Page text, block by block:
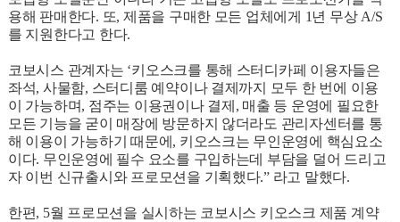
용해 판매한다. 또, 제품을 구매한 모든 업체에게 1년 무상 A/S
를 지원한다고 한다.
코보시스 관계자는 ‘키오스크를 통해 스터디카페 이용자들은
좌석, 사물함, 스터디룸 예약이나 결제까지 모두 한 번에 이용
이 가능하며, 점주는 이용권이나 결제, 매출 등 운영에 필요한
모든 기능을 굳이 매장에 방문하지 않더라도 관리자센터를 통
해 이용이 가능하기 때문에, 키오스크는 무인운영에 핵심요소
이다. 무인운영에 필수 요소를 구입하는데 부담을 덜어 드리고
자 이번 신규출시와 프로모션을 기획했다.” 라고 말했다.
한편, 5월 프로모션을 실시하는 코보시스 키오스크 제품 계약